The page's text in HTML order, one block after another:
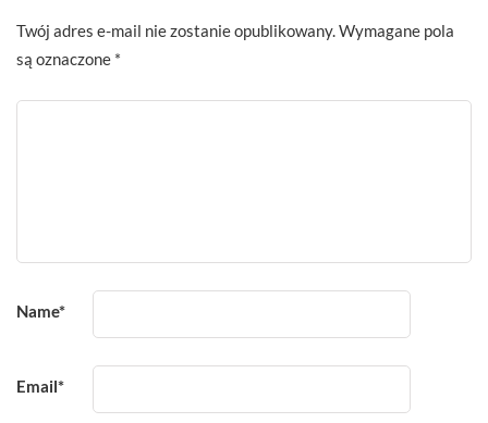
Twój adres e-mail nie zostanie opublikowany. Wymagane pola
są oznaczone *
Name*
Email*